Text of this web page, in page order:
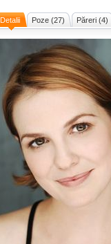
Detalii Poze (27) Păreri (4)